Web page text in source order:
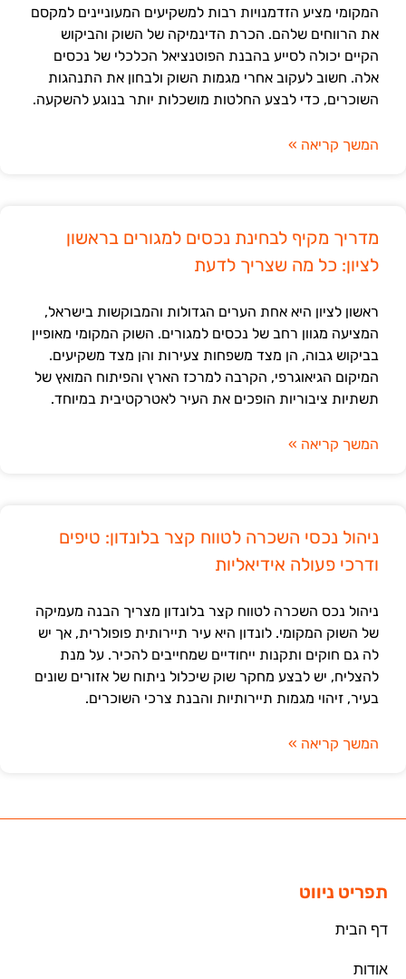
המקומי מציע הזדמנויות רבות למשקיעים המעוניינים למקסם
את הרווחים שלהם. הכרת הדינמיקה של השוק והביקוש
הקיים יכולה לסייע בהבנת הפוטנציאל הכלכלי של נכסים
אלה. חשוב לעקוב אחרי מגמות השוק ולבחון את התנהגות
השוכרים, כדי לבצע החלטות מושכלות יותר בנוגע להשקעה.
המשך קריאה »
מדריך מקיף לבחינת נכסים למגורים בראשון
לציון: כל מה שצריך לדעת
ראשון לציון היא אחת הערים הגדולות והמבוקשות בישראל,
המציעה מגוון רחב של נכסים למגורים. השוק המקומי מאופיין
בביקוש גבוה, הן מצד משפחות צעירות והן מצד משקיעים.
המיקום הגיאוגרפי, הקרבה למרכז הארץ והפיתוח המואץ של
תשתיות ציבוריות הופכים את העיר לאטרקטיבית במיוחד.
המשך קריאה »
ניהול נכסי השכרה לטווח קצר בלונדון: טיפים
ודרכי פעולה אידיאליות
ניהול נכס השכרה לטווח קצר בלונדון מצריך הבנה מעמיקה
של השוק המקומי. לונדון היא עיר תיירותית פופולרית, אך יש
לה גם חוקים ותקנות ייחודיים שמחייבים להכיר. על מנת
להצליח, יש לבצע מחקר שוק שיכלול ניתוח של אזורים שונים
בעיר, זיהוי מגמות תיירותיות והבנת צרכי השוכרים.
המשך קריאה »
תפריט ניווט
דף הבית
אודות